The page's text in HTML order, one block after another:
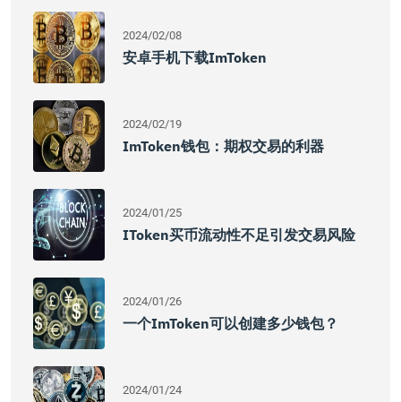
2024/02/08
安卓手机下载imToken
2024/02/19
ImToken钱包：期权交易的利器
2024/01/25
IToken买币流动性不足引发交易风险
2024/01/26
一个imToken可以创建多少钱包？
2024/01/24